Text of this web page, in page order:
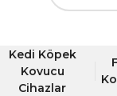
Kedi Köpek
Kovucu
Cihazlar